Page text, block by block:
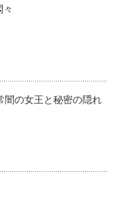
闇の女王と秘密の隠れ